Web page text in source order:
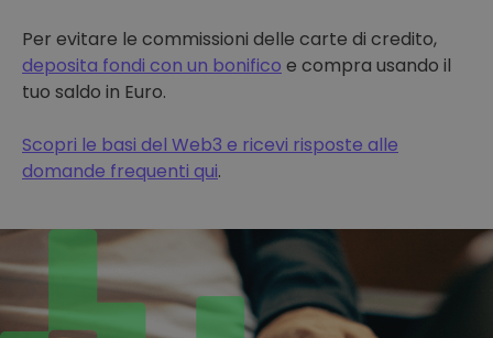
Per evitare le commissioni delle carte di credito,
deposita fondi con un bonifico e compra usando il
tuo saldo in Euro.
Scopri le basi del Web3 e ricevi risposte alle
domande frequenti qui.